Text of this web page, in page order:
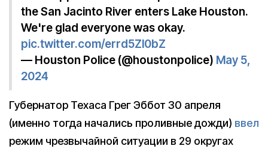
the San Jacinto River enters Lake Houston.
We're glad everyone was okay.
pic.twitter.com/errd5Zl0bZ
— Houston Police (@houstonpolice) May 5,
2024
Губернатор Техаса Грег Эббот 30 апреля
(именно тогда начались проливные дожди) ввел
режим чрезвычайной ситуации в 29 округах